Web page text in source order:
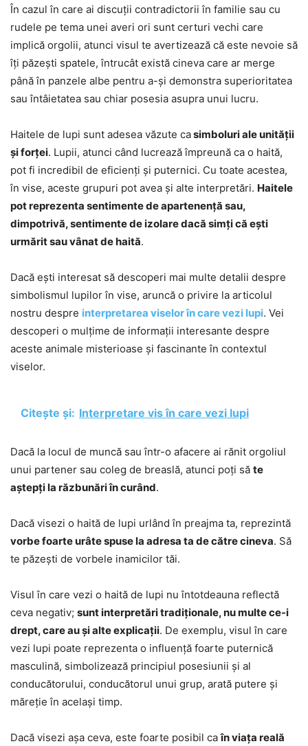
În cazul în care ai discuții contradictorii în familie sau cu
rudele pe tema unei averi ori sunt certuri vechi care
implică orgolii, atunci visul te avertizează că este nevoie să
îți păzești spatele, întrucât există cineva care ar merge
până în panzele albe pentru a-și demonstra superioritatea
sau întâietatea sau chiar posesia asupra unui lucru.
Haitele de lupi sunt adesea văzute casimboluri ale unității
și forței. Lupii, atunci când lucrează împreună ca o haită,
pot fi incredibil de eficienți și puternici. Cu toate acestea,
în vise, aceste grupuri pot avea și alte interpretări. Haitele
pot reprezenta sentimente de apartenență sau,
dimpotrivă, sentimente de izolare dacă simți că ești
urmărit sau vânat de haită.
Dacă ești interesat să descoperi mai multe detalii despre
simbolismul lupilor în vise, aruncă o privire la articolul
nostru despre interpretarea viselor în care vezi lupi. Vei
descoperi o mulțime de informații interesante despre
aceste animale misterioase și fascinante în contextul
viselor.
Citește și: Interpretare vis în care vezi lupi
Dacă la locul de muncă sau într-o afacere ai rănit orgoliul
unui partener sau coleg de breaslă, atunci poți să te
aștepți la răzbunări în curând.
Dacă visezi o haită de lupi urlând în preajma ta, reprezintă
vorbe foarte urâte spuse la adresa ta de către cineva. Să
te păzești de vorbele inamicilor tăi.
Visul în care vezi o haită de lupi nu întotdeauna reflectă
ceva negativ; sunt interpretări tradiționale, nu multe ce-i
drept, care au și alte explicații. De exemplu, visul în care
vezi lupi poate reprezenta o influență foarte puternică
masculină, simbolizează principiul posesiunii și al
conducătorului, conducătorul unui grup, arată putere și
măreție în același timp.
Dacă visezi așa ceva, este foarte posibil caîn viața reală